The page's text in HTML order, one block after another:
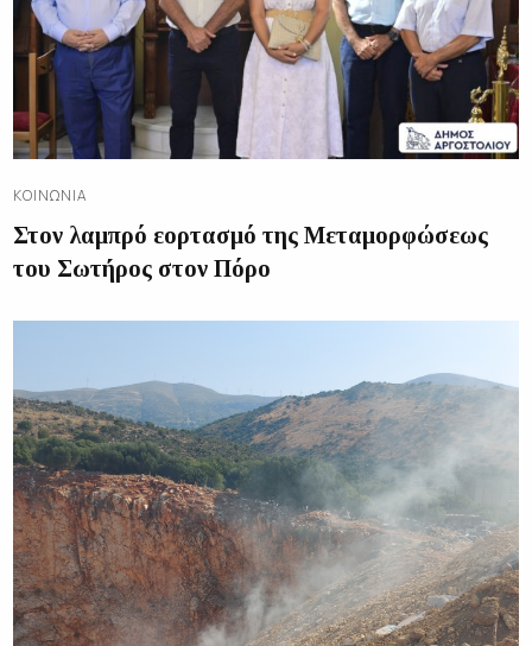
ΚΟΙΝΩΝΊΑ
Στον λαμπρό εορτασμό της Μεταμορφώσεως
του Σωτήρος στον Πόρο